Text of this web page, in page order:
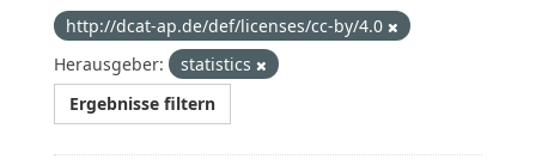
http://dcat-ap.de/def/licenses/cc-by/4.0
Herausgeber:
statistics
Ergebnisse filtern